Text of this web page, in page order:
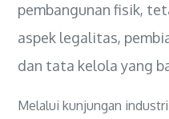
pembangunan fisik,
aspek legalitas,
dan tata kelola yang
Melalui kunjungan